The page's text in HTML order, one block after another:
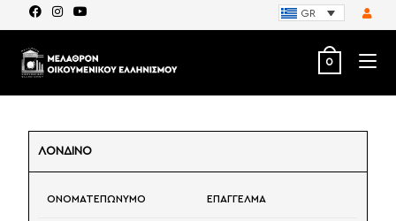
GR
0
ΛΟΝΔΙΝΟ
ΟΝΟΜΑΤΕΠΩΝΥΜΟ ΕΠΑΓΓΕΛΜΑ